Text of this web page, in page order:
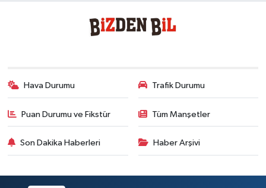
Hava Durumu Trafik Durumu
Puan Durumu ve Fikstür Tüm Manşetler
Son Dakika Haberleri Haber Arşivi